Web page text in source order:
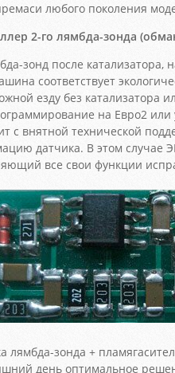
любого поколения
2-го лямбда-зонда
зонд после катализатора,
соответствует
езду без катализатора
на Евро2 или
с внятной технической
датчика. В этом случае
все свои функции
лямбда-зонда +
день оптимальное